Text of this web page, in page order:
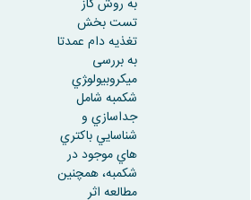
تست بخش
تغذيه دام عمدتا
به بررسی
ميكروبيولو‍ژي
شكمبه شامل
جداسازي و
شناسايي باكتري
هاي موجود در
شكمبه، همچنین
مطالعه اثر